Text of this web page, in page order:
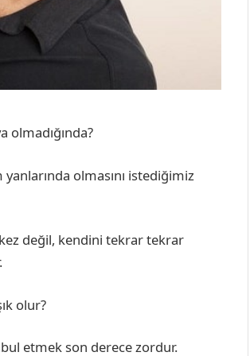
olmadığında?
olmasını istediğimiz
kez değil, kendini tekrar tekrar
olur?
etmek son derece zordur.